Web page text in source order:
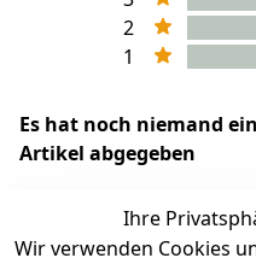
2
1
Es hat noch niemand
Artikel abgegeben
Ihre
Wir verwenden Cookies